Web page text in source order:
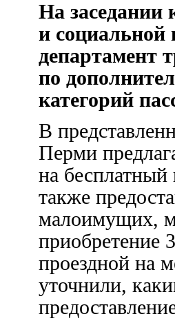
На заседании
и
департамент
по
категорий
В
Перми
на бесплатный
также
малоимущих,
приобретение
проездной на
уточнили,